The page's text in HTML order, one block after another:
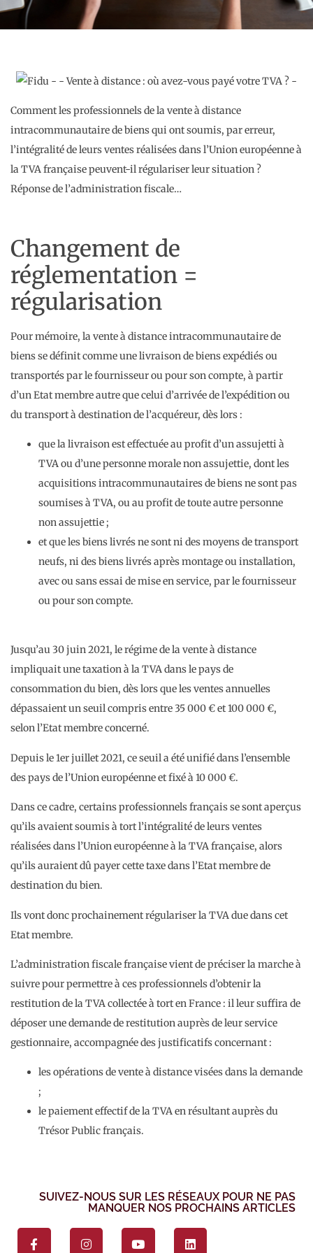
Comment les professionnels de la vente à distance
intracommunautaire de biens qui ont soumis, par erreur,
l’intégralité de leurs ventes réalisées dans l’Union européenne à
la TVA française peuvent-il régulariser leur situation ?
Réponse de l’administration fiscale…
Changement de
réglementation =
régularisation
Pour mémoire, la vente à distance intracommunautaire de
biens se définit comme une livraison de biens expédiés ou
transportés par le fournisseur ou pour son compte, à partir
d’un Etat membre autre que celui d’arrivée de l’expédition ou
du transport à destination de l’acquéreur, dès lors :
que la livraison est effectuée au profit d’un assujetti à
TVA ou d’une personne morale non assujettie, dont les
acquisitions intracommunautaires de biens ne sont pas
soumises à TVA, ou au profit de toute autre personne
non assujettie ;
et que les biens livrés ne sont ni des moyens de transport
neufs, ni des biens livrés après montage ou installation,
avec ou sans essai de mise en service, par le fournisseur
ou pour son compte.
Jusqu’au 30 juin 2021, le régime de la vente à distance
impliquait une taxation à la TVA dans le pays de
consommation du bien, dès lors que les ventes annuelles
dépassaient un seuil compris entre 35 000 € et 100 000 €,
selon l’Etat membre concerné.
Depuis le 1er juillet 2021, ce seuil a été unifié dans l’ensemble
des pays de l’Union européenne et fixé à 10 000 €.
Dans ce cadre, certains professionnels français se sont aperçus
qu’ils avaient soumis à tort l’intégralité de leurs ventes
réalisées dans l’Union européenne à la TVA française, alors
qu’ils auraient dû payer cette taxe dans l’Etat membre de
destination du bien.
Ils vont donc prochainement régulariser la TVA due dans cet
Etat membre.
L’administration fiscale française vient de préciser la marche à
suivre pour permettre à ces professionnels d’obtenir la
restitution de la TVA collectée à tort en France : il leur suffira de
déposer une demande de restitution auprès de leur service
gestionnaire, accompagnée des justificatifs concernant :
les opérations de vente à distance visées dans la demande
;
le paiement effectif de la TVA en résultant auprès du
Trésor Public français.
SUIVEZ-NOUS SUR LES RÉSEAUX POUR NE PAS
MANQUER NOS PROCHAINS ARTICLES